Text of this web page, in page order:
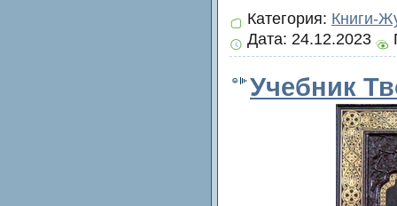
Категория: Книги-
Дата: 24.12.2023
Учебник